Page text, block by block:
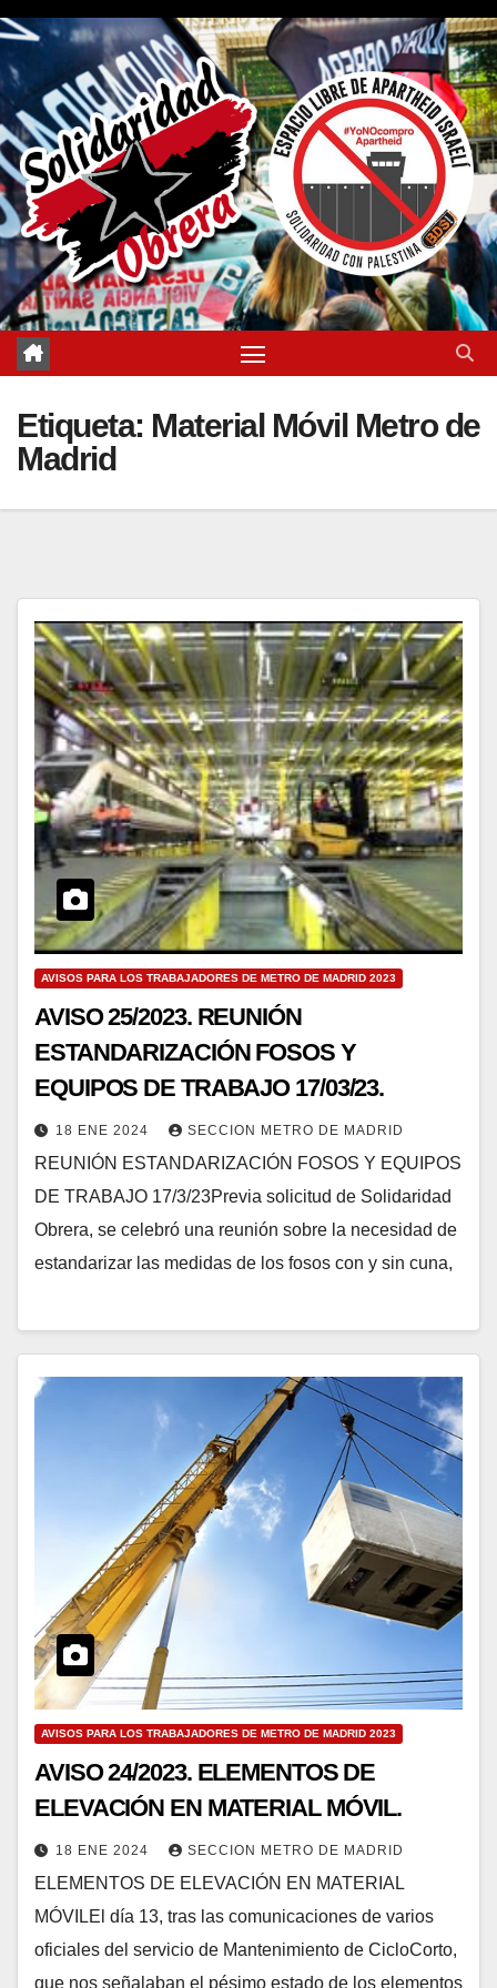
Saltar
contenido
Etiqueta: Material Móvil Metro de
Madrid
AVISOS PARA LOS TRABAJADORES DE METRO DE MADRID 2023
AVISO 25/2023. REUNIÓN
ESTANDARIZACIÓN FOSOS Y
EQUIPOS DE TRABAJO 17/03/23.
18 ENE 2024 SECCION METRO DE MADRID
REUNIÓN ESTANDARIZACIÓN FOSOS Y EQUIPOS
DE TRABAJO 17/3/23Previa solicitud de Solidaridad
Obrera, se celebró una reunión sobre la necesidad de
estandarizar las medidas de los fosos con y sin cuna,
AVISOS PARA LOS TRABAJADORES DE METRO DE MADRID 2023
AVISO 24/2023. ELEMENTOS DE
ELEVACIÓN EN MATERIAL MÓVIL.
18 ENE 2024 SECCION METRO DE MADRID
ELEMENTOS DE ELEVACIÓN EN MATERIAL
MÓVILEl día 13, tras las comunicaciones de varios
oficiales del servicio de Mantenimiento de CicloCorto,
que nos señalaban el pésimo estado de los elementos